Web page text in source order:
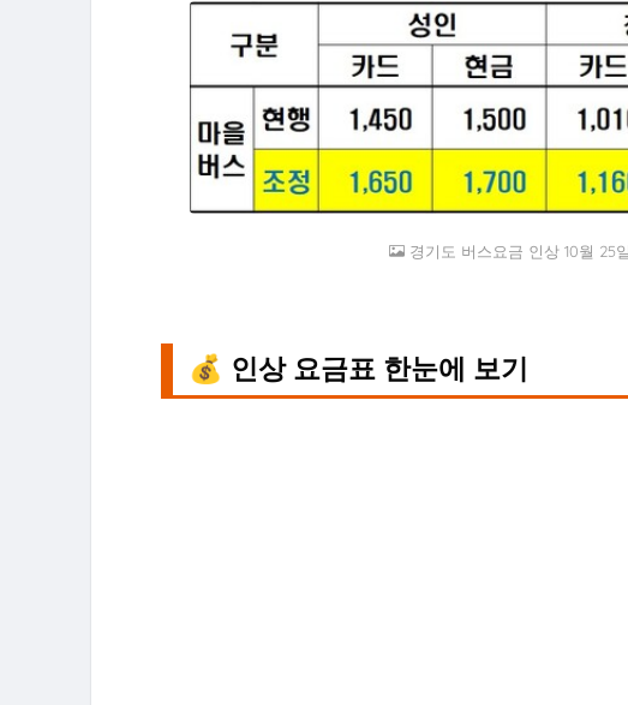
경기도 버스요금 인상 10월 25
💰 인상 요금표 한눈에 보기